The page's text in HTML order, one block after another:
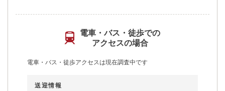
電車・バス・徒歩での
アクセスの場合
電車・バス・徒歩アクセスは現在調査中です
送迎情報